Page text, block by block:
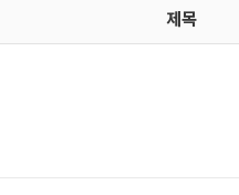
제목